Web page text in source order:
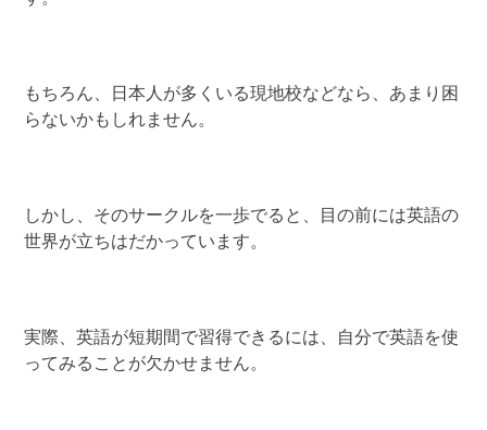
もちろん、日本人が多くいる現地校などなら、あまり困
らないかもしれません。
しかし、そのサークルを一歩でると、目の前には英語の
世界が立ちはだかっています。
実際、英語が短期間で習得できるには、自分で英語を使
ってみることが欠かせません。